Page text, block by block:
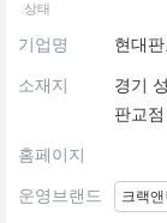
상태
기업명 현대
소재지
경기
판교
홈페이지
운영브랜드 크랙